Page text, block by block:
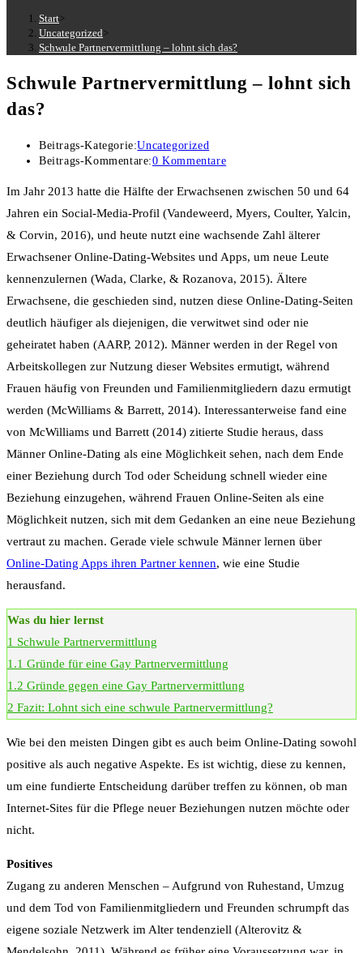
Start>
Uncategorized>
Schwule Partnervermittlung – lohnt sich das?
Schwule Partnervermittlung – lohnt sich
das?
Beitrags-Kategorie:Uncategorized
Beitrags-Kommentare:0 Kommentare
Im Jahr 2013 hatte die Hälfte der Erwachsenen zwischen 50 und 64
Jahren ein Social-Media-Profil (Vandeweerd, Myers, Coulter, Yalcin,
& Corvin, 2016), und heute nutzt eine wachsende Zahl älterer
Erwachsener Online-Dating-Websites und Apps, um neue Leute
kennenzulernen (Wada, Clarke, & Rozanova, 2015). Ältere
Erwachsene, die geschieden sind, nutzen diese Online-Dating-Seiten
deutlich häufiger als diejenigen, die verwitwet sind oder nie
geheiratet haben (AARP, 2012). Männer werden in der Regel von
Arbeitskollegen zur Nutzung dieser Websites ermutigt, während
Frauen häufig von Freunden und Familienmitgliedern dazu ermutigt
werden (McWilliams & Barrett, 2014). Interessanterweise fand eine
von McWilliams und Barrett (2014) zitierte Studie heraus, dass
Männer Online-Dating als eine Möglichkeit sehen, nach dem Ende
einer Beziehung durch Tod oder Scheidung schnell wieder eine
Beziehung einzugehen, während Frauen Online-Seiten als eine
Möglichkeit nutzen, sich mit dem Gedanken an eine neue Beziehung
vertraut zu machen. Gerade viele schwule Männer lernen über
Online-Dating Apps ihren Partner kennen, wie eine Studie
herausfand.
Was du hier lernst
1 Schwule Partnervermittlung
1.1 Gründe für eine Gay Partnervermittlung
1.2 Gründe gegen eine Gay Partnervermittlung
2 Fazit: Lohnt sich eine schwule Partnervermittlung?
Wie bei den meisten Dingen gibt es auch beim Online-Dating sowohl
positive als auch negative Aspekte. Es ist wichtig, diese zu kennen,
um eine fundierte Entscheidung darüber treffen zu können, ob man
Internet-Sites für die Pflege neuer Beziehungen nutzen möchte oder
nicht.
Positives
Zugang zu anderen Menschen – Aufgrund von Ruhestand, Umzug
und dem Tod von Familienmitgliedern und Freunden schrumpft das
eigene soziale Netzwerk im Alter tendenziell (Alterovitz &